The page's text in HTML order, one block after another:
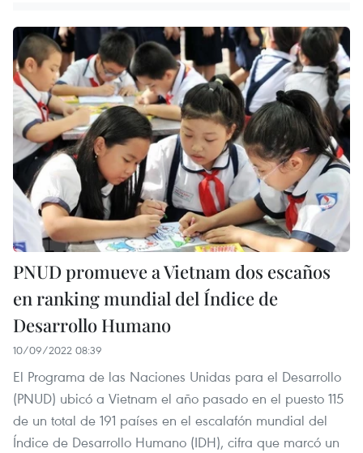
PNUD promueve a Vietnam dos escaños
en ranking mundial del Índice de
Desarrollo Humano
10/09/2022 08:39
El Programa de las Naciones Unidas para el Desarrollo
(PNUD) ubicó a Vietnam el año pasado en el puesto 115
de un total de 191 países en el escalafón mundial del
Índice de Desarrollo Humano (IDH), cifra que marcó un